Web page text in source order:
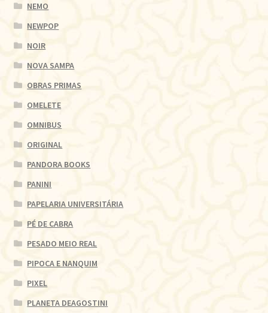
NEMO
NEWPOP
NOIR
NOVA SAMPA
OBRAS PRIMAS
OMELETE
OMNIBUS
ORIGINAL
PANDORA BOOKS
PANINI
PAPELARIA UNIVERSITÁRIA
PÉ DE CABRA
PESADO MEIO REAL
PIPOCA E NANQUIM
PIXEL
PLANETA DEAGOSTINI